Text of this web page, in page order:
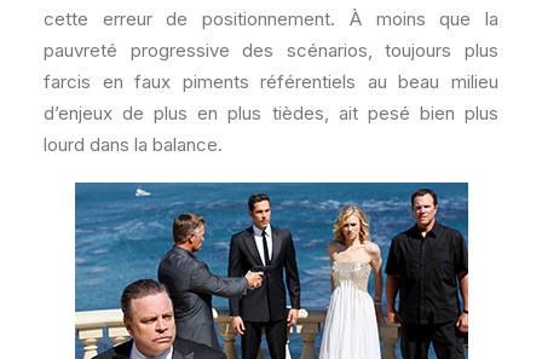
cette erreur de positionnement. À moins que la
pauvreté progressive des scénarios, toujours plus
farcis en faux piments référentiels au beau milieu
d’enjeux de plus en plus tièdes, ait pesé bien plus
lourd dans la balance.